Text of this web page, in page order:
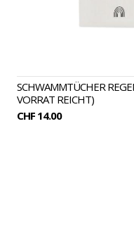
SCHWAMMTÜCHER
VORRAT REICHT)
CHF 14.00